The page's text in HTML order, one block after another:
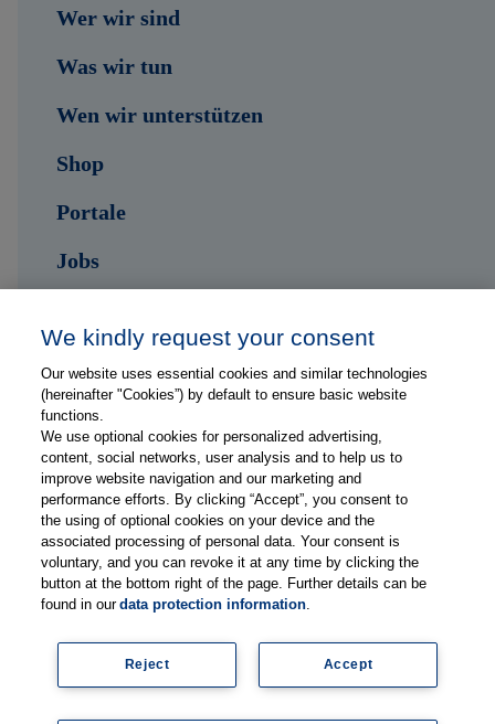
Wer wir sind
Was wir tun
Wen wir unterstützen
Shop
Portale
Jobs
Folge uns auf ...
Impressum
Datenschutzerklärung
FAQs
Mediadaten
Legal
We kindly request your consent
Our website uses essential cookies and similar technologies
(hereinafter "Cookies”) by default to ensure basic website
functions.
We use optional cookies for personalized advertising,
content, social networks, user analysis and to help us to
improve website navigation and our marketing and
performance efforts. By clicking “Accept”, you consent to
the using of optional cookies on your device and the
associated processing of personal data. Your consent is
voluntary, and you can revoke it at any time by clicking the
button at the bottom right of the page. Further details can be
found in ourdata protection information.
Accept
Reject